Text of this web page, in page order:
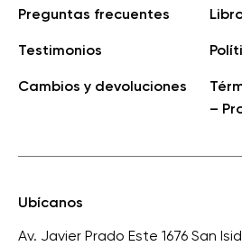
Preguntas frecuentes
Testimonios
Cambios y devoluciones
–
Ubícanos
Av. Javier Prado Este 1676 San